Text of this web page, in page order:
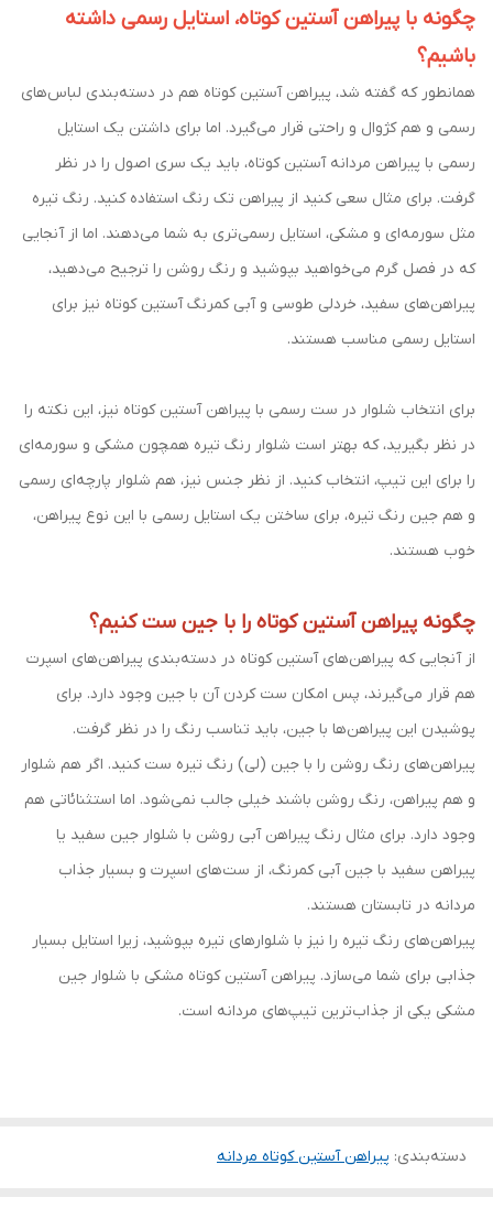
چگونه با پیراهن آستین کوتاه، استایل رسمی داشته
باشیم؟
همانطور که گفته شد، پیراهن آستین کوتاه هم در دسته‌بندی لباس‌های
رسمی و هم کژوال و راحتی قرار می‌گیرد. اما برای داشتن یک استایل
رسمی با پیراهن مردانه آستین کوتاه، باید یک سری اصول را در نظر
گرفت. برای مثال سعی کنید از پیراهن تک رنگ استفاده کنید. رنگ تیره
مثل سورمه‌ای و مشکی، استایل رسمی‌تری به شما می‌دهند. اما از آنجایی
که در فصل گرم می‌خواهید بپوشید و رنگ روشن را ترجیح می‌دهید،
پیراهن‌های سفید، خردلی طوسی و آبی کمرنگ آستین کوتاه نیز برای
استایل رسمی مناسب هستند.
برای انتخاب شلوار در ست رسمی با پیراهن آستین کوتاه نیز، این نکته را
در نظر بگیرید، که بهتر است شلوار رنگ تیره همچون مشکی و سورمه‌ای
را برای این تیپ، انتخاب کنید. از نظر جنس نیز، هم شلوار پارچه‌ای رسمی
و هم جین رنگ تیره، برای ساختن یک استایل رسمی با این نوع پیراهن،
خوب هستند.
چگونه پیراهن آستین کوتاه را با جین ست کنیم؟
از آنجایی که پیراهن‌های آستین کوتاه در دسته‌بندی پیراهن‌های اسپرت
هم قرار می‌گیرند، پس امکان ست کردن آن با جین وجود دارد. برای
پوشیدن این پیراهن‌ها با جین، باید تناسب رنگ را در نظر گرفت.
پیراهن‌های رنگ روشن را با جین (لی) رنگ تیره ست کنید. اگر هم شلوار
و هم پیراهن، رنگ روشن باشند خیلی جالب نمی‌شود. اما استثنائاتی هم
وجود دارد. برای مثال رنگ پیراهن آبی روشن با شلوار جین سفید یا
پیراهن سفید با جین آبی کمرنگ، از ست‌های اسپرت و بسیار جذاب
مردانه در تابستان هستند.
پیراهن‌های رنگ تیره را نیز با شلوارهای تیره بپوشید، زیرا استایل بسیار
جذابی برای شما می‌سازد. پیراهن آستین کوتاه مشکی با شلوار جین
مشکی یکی از جذاب‌ترین تیپ‌های مردانه است.
دسته‌بندی: پیراهن آستین کوتاه مردانه